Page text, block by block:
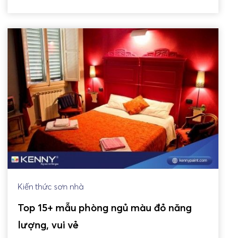
Kiến thức sơn nhà
Top 15+ mẫu phòng ngủ màu đỏ năng
lượng, vui vẻ